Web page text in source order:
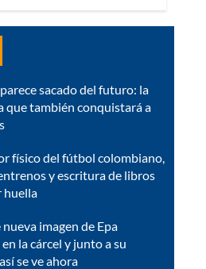
sacado del futuro: la
que también conquistará a
físico del fútbol colombiano,
y escritura de libros
huella
nueva imagen de Epa
la cárcel y junto a su
se ve ahora